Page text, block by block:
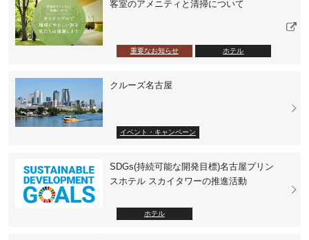
客室のアメニティと清掃について
重要なお知らせ ホテル
クルーズ名古屋
イベント・キャンペーン
SDGs(持続可能な開発目標)名古屋プリン
スホテル スカイタワーの推進活動
ホテル